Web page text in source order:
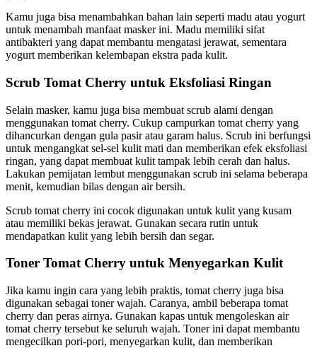
Kamu juga bisa menambahkan bahan lain seperti madu atau yogurt
untuk menambah manfaat masker ini. Madu memiliki sifat
antibakteri yang dapat membantu mengatasi jerawat, sementara
yogurt memberikan kelembapan ekstra pada kulit.
Scrub Tomat Cherry untuk Eksfoliasi Ringan
Selain masker, kamu juga bisa membuat scrub alami dengan
menggunakan tomat cherry. Cukup campurkan tomat cherry yang
dihancurkan dengan gula pasir atau garam halus. Scrub ini berfungsi
untuk mengangkat sel-sel kulit mati dan memberikan efek eksfoliasi
ringan, yang dapat membuat kulit tampak lebih cerah dan halus.
Lakukan pemijatan lembut menggunakan scrub ini selama beberapa
menit, kemudian bilas dengan air bersih.
Scrub tomat cherry ini cocok digunakan untuk kulit yang kusam
atau memiliki bekas jerawat. Gunakan secara rutin untuk
mendapatkan kulit yang lebih bersih dan segar.
Toner Tomat Cherry untuk Menyegarkan Kulit
Jika kamu ingin cara yang lebih praktis, tomat cherry juga bisa
digunakan sebagai toner wajah. Caranya, ambil beberapa tomat
cherry dan peras airnya. Gunakan kapas untuk mengoleskan air
tomat cherry tersebut ke seluruh wajah. Toner ini dapat membantu
mengecilkan pori-pori, menyegarkan kulit, dan memberikan